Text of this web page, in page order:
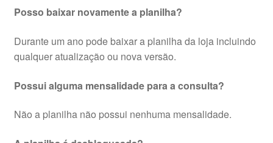
Posso baixar novamente a planilha?
Durante um ano pode baixar a planilha da loja incluindo
qualquer atualização ou nova versão.
Possui alguma mensalidade para a consulta?
Não a planilha não possui nenhuma mensalidade.